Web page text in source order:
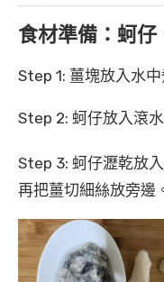
食材準備：蚵仔
Step 1: 薑塊放入水
Step 2: 蚵仔放入滾
Step 3: 蚵仔瀝乾放
再把薑切細絲放旁邊